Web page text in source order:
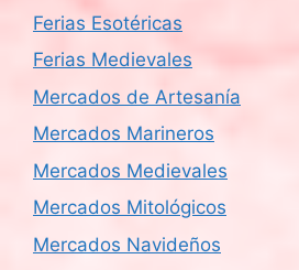
Ferias Esotéricas
Ferias Medievales
Mercados de Artesanía
Mercados Marineros
Mercados Medievales
Mercados Mitológicos
Mercados Navideños